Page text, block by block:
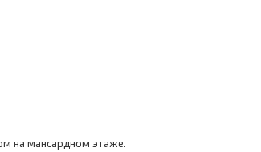
на мансардном этаже.